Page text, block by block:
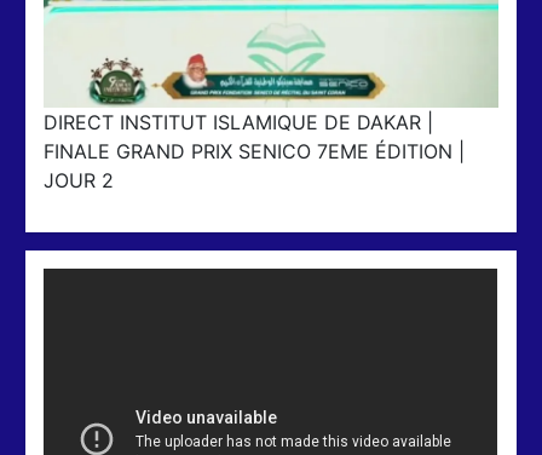
DIRECT INSTITUT ISLAMIQUE DE DAKAR |
FINALE GRAND PRIX SENICO 7EME ÉDITION |
JOUR 2